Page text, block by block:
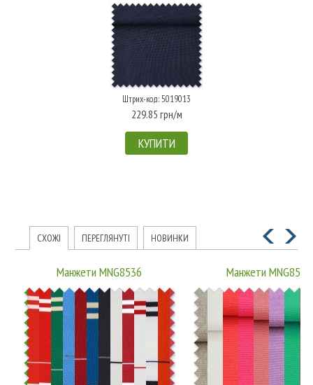
Штрих-код: 5019013
229.85 грн/м
КУПИТИ
СХОЖІ ПЕРЕГЛЯНУТІ НОВИНКИ
Манжети MNG8536 Манжети MNG8535